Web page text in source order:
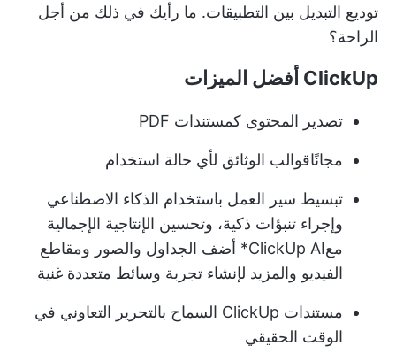
توديع التبديل بين التطبيقات. ما رأيك في ذلك من أجل
الراحة؟
ClickUp أفضل الميزات
تصدير المحتوى كمستندات PDF
مجانًاقوالب الوثائق لأي حالة استخدام
تبسيط سير العمل باستخدام الذكاء الاصطناعي
وإجراء تنبؤات ذكية، وتحسين الإنتاجية الإجمالية
معClickUp AI* أضف الجداول والصور ومقاطع
الفيديو والمزيد لإنشاء تجربة وسائط متعددة غنية
مستندات ClickUp
السماح بالتحرير التعاوني في
الوقت الحقيقي